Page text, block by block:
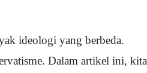
ideologi yang berbeda.
Dalam artikel ini, kita